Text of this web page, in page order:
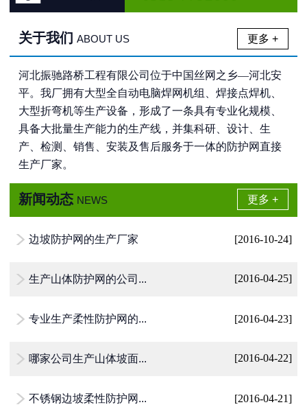
关于我们ABOUT US 更多 +
河北振驰路桥工程有限公司位于中国丝网之乡—河北安
平。我厂拥有大型全自动电脑焊网机组、焊接点焊机、
大型折弯机等生产设备，形成了一条具有专业化规模、
具备大批量生产能力的生产线，并集科研、设计、生
产、检测、销售、安装及售后服务于一体的防护网直接
生产厂家。
新闻动态 NEWS 更多 +
 [2016-10-24]
边坡防护网的生产厂家
 [2016-04-25]
生产山体防护网的公司...
 [2016-04-23]
专业生产柔性防护网的...
 [2016-04-22]
哪家公司生产山体坡面...
 [2016-04-21]
不锈钢边坡柔性防护网...